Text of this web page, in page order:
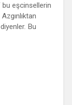
eşcinsellerin
Bu